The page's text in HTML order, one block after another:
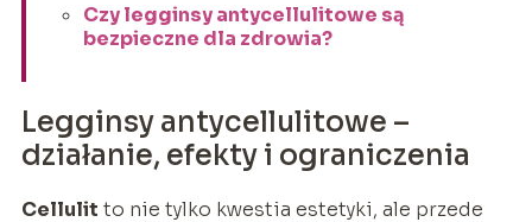
Czy legginsy antycellulitowe są
bezpieczne dla zdrowia?
Legginsy antycellulitowe –
działanie, efekty i ograniczenia
Cellulit to nie tylko kwestia estetyki, ale przede